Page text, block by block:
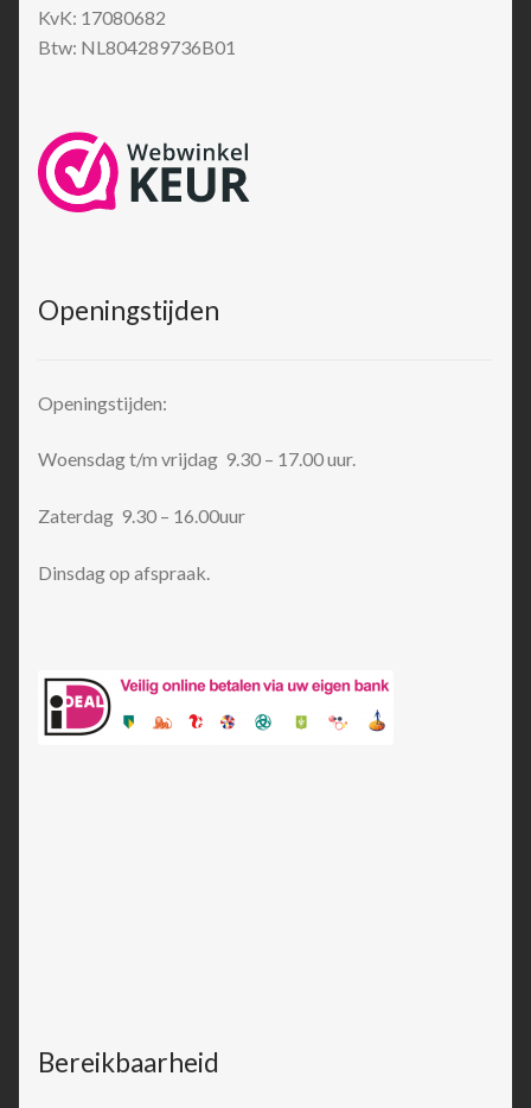
KvK: 17080682
Btw: NL804289736B01
Openingstijden
Openingstijden:
Woensdag t/m vrijdag 9.30 – 17.00 uur.
Zaterdag 9.30 – 16.00uur
Dinsdag op afspraak.
Bereikbaarheid